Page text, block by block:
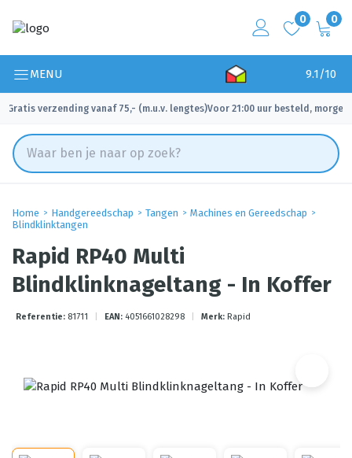
0 0
MENU 9.1/10
Gratis verzending vanaf 75,- (m.u.v. lengtes)
✓ Voor 21:00 uur besteld, morgen
Home Handgereedschap Tangen
Machines en Gereedschap
Blindklinktangen
Rapid RP40 Multi
Blindklinknageltang - In Koffer
Referentie: 81711 EAN: 4051661028298 Merk: Rapid